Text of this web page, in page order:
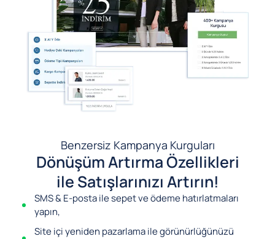
Benzersiz Kampanya Kurguları
Dönüşüm Artırma Özellikleri
ile Satışlarınızı Artırın!
SMS & E-posta ile sepet ve ödeme hatırlatmaları
yapın,
Site içi yeniden pazarlama ile görünürlüğünüzü